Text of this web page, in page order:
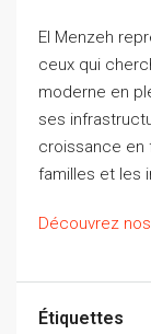
El Menzeh
ceux qui
moderne en
ses
croissance en
familles et les
Découvrez
Étiquettes